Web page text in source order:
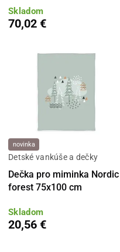
Skladom
70,02 €
novinka
Detské vankúše a dečky
Dečka pro miminka Nordic
forest 75x100 cm
Skladom
20,56 €